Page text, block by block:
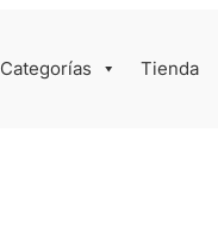
Categorías Tienda